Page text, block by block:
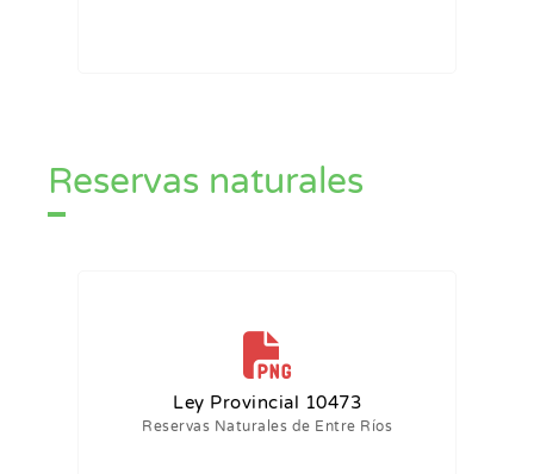
Reservas naturales
Ley Provincial 10473
Reservas Naturales de Entre Ríos